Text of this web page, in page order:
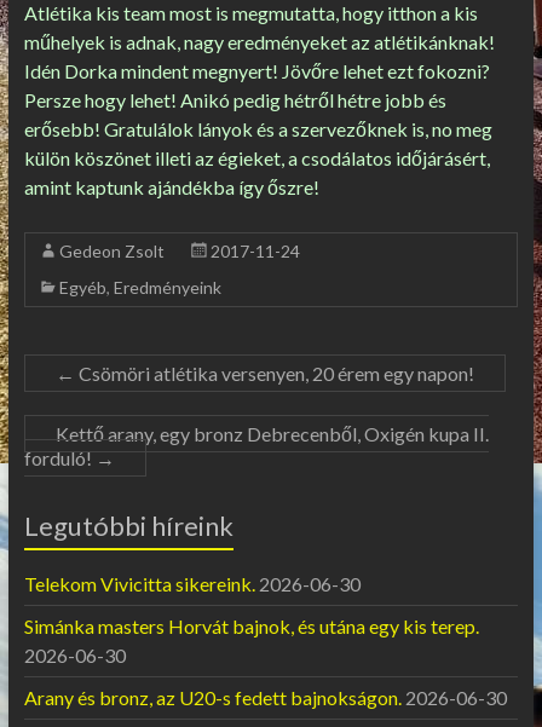
Atlétika kis team most is megmutatta, hogy itthon a kis
műhelyek is adnak, nagy eredményeket az atlétikánknak!
Idén Dorka mindent megnyert! Jövőre lehet ezt fokozni?
Persze hogy lehet! Anikó pedig hétről hétre jobb és
erősebb! Gratulálok lányok és a szervezőknek is, no meg
külön köszönet illeti az égieket, a csodálatos időjárásért,
amint kaptunk ajándékba így őszre!
Gedeon Zsolt
2017-11-24
Egyéb, Eredményeink
← Csömöri atlétika versenyen, 20 érem egy napon!
Kettő arany, egy bronz Debrecenből, Oxigén kupa II.
forduló!→
Legutóbbi híreink
Telekom Vivicitta sikereink. 2026-06-30
Simánka masters Horvát bajnok, és utána egy kis terep.
2026-06-30
Arany és bronz, az U20-s fedett bajnokságon. 2026-06-30